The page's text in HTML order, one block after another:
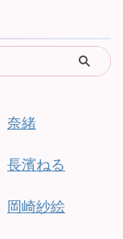
奈緒
長濱ねる
岡崎紗絵